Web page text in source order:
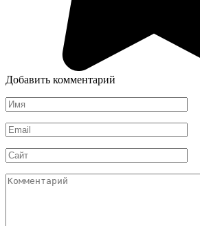
Добавить комментарий
Имя
*
Email
*
Сайт
Комментарий